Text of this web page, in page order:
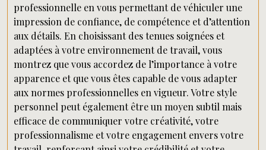
professionnelle en vous permettant de véhiculer une
impression de confiance, de compétence et d’attention
aux détails. En choisissant des tenues soignées et
adaptées à votre environnement de travail, vous
montrez que vous accordez de l’importance à votre
apparence et que vous êtes capable de vous adapter
aux normes professionnelles en vigueur. Votre style
personnel peut également être un moyen subtil mais
efficace de communiquer votre créativité, votre
professionnalisme et votre engagement envers votre